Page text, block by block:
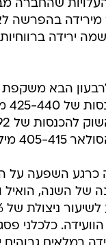
שהחברה
מירידה בהפרשה
ירידה
הבא משקפת
דולר.
כרגע השפעה על
של השנה, הואיל
כלכלני